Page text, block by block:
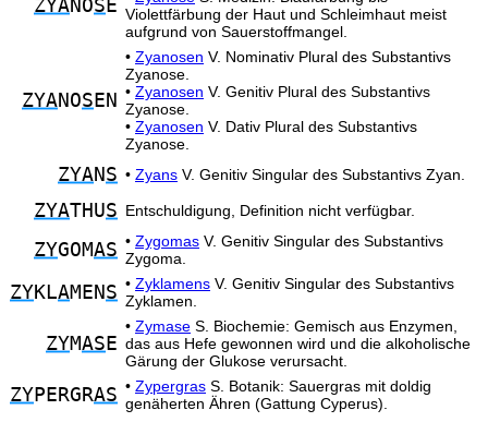
ZYANOS E Violettfärbung der Haut und Schleimhaut meist
aufgrund von Sauerstoffmangel.
ZYANOS EN
• Zyanosen V. Nominativ Plural des Substantivs
Zyanose.
• Zyanosen V. Genitiv Plural des Substantivs
Zyanose.
• Zyanosen V. Dativ Plural des Substantivs
Zyanose.
ZYAN S • Zyans V. Genitiv Singular des Substantivs Zyan.
ZYATHUS Entschuldigung, Definition nicht verfügbar.
ZYGOMAS • Zygomas V. Genitiv Singular des Substantivs
Zygoma.
ZYKLAMEN S • Zyklamens V. Genitiv Singular des Substantivs
Zyklamen.
ZYMAS E
• Zymase S. Biochemie: Gemisch aus Enzymen,
das aus Hefe gewonnen wird und die alkoholische
Gärung der Glukose verursacht.
ZYPERGRAS • Zypergras S. Botanik: Sauergras mit doldig
genäherten Ähren (Gattung Cyperus).